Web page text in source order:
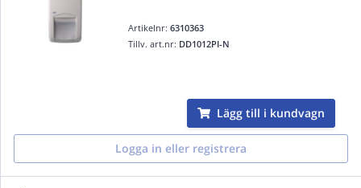
Artikelnr:6310363
Tillv. art.nr: DD1012PI-N
Lägg till i kundvagn
Logga in eller registrera